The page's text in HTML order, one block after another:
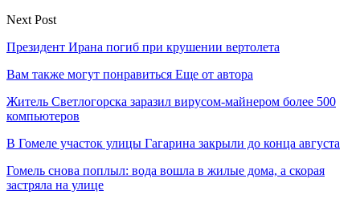
Next Post
Президент Ирана погиб при крушении вертолета
Вам также могут понравиться Еще от автора
Житель Светлогорска заразил вирусом-майнером более 500
компьютеров
В Гомеле участок улицы Гагарина закрыли до конца августа
Гомель снова поплыл: вода вошла в жилые дома, а скорая
застряла на улице